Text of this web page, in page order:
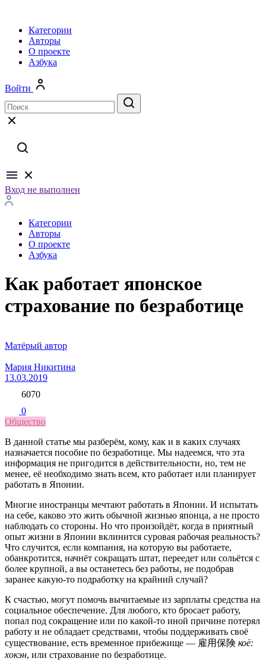
Категории
Авторы
О проекте
Азбука
Войти
Вход не выполнен
Категории
Авторы
О проекте
Азбука
Как работает японское
страхование по безработице
Матёрый автор
Мария Никитина
13.03.2019
6070
0
Общество
В данной статье мы разберём, кому, как и в каких случаях
назначается пособие по безработице. Мы надеемся, что эта
информация не пригодится в действительности, но, тем не
менее, её необходимо знать всем, кто работает или планирует
работать в Японии.
Многие иностранцы мечтают работать в Японии. И испытать
на себе, каково это жить обычной жизнью японца, а не просто
наблюдать со стороны. Но что произойдёт, когда в приятный
опыт жизни в Японии вклинится суровая рабочая реальность?
Что случится, если компания, на которую вы работаете,
обанкротится, начнёт сокращать штат, переедет или сольётся с
более крупной, а вы останетесь без работы, не подобрав
заранее какую-то подработку на крайний случай?
К счастью, могут помочь вычитаемые из зарплаты средства на
социальное обеспечение. Для любого, кто бросает работу,
попал под сокращение или по какой-то иной причине потерял
работу и не обладает средствами, чтобы поддерживать своё
существование, есть временное прибежище — 雇用保険 коё:
хокэн, или страхование по безработице.